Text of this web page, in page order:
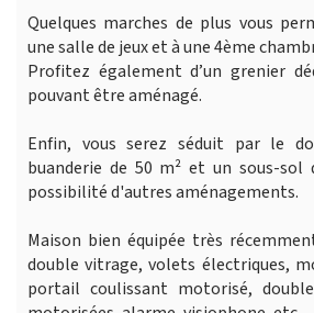
Quelques marches de plus vous
une salle de jeux et à une 4ème
Profitez également d’un grenier
pouvant être aménagé.
Enfin, vous serez séduit par le
buanderie de 50 m² et un sous-
possibilité d'autres aménagements.
Maison bien équipée très
double vitrage, volets électriques,
portail coulissant motorisé,